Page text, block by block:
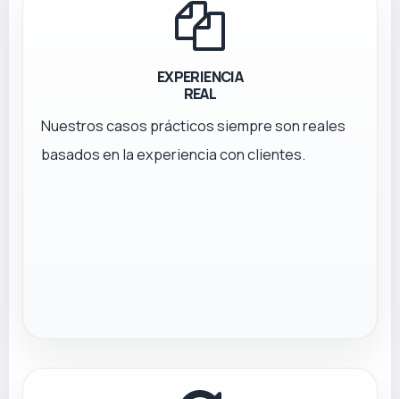
EXPERIENCIA
REAL
Nuestros casos prácticos siempre son reales
basados en la experiencia con clientes.